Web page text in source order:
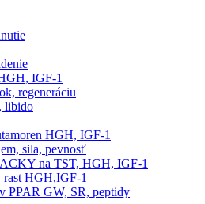
IGF-1
regeneráciu
libido
HGH, IGF-1
sila, pevnosť
na TST, HGH, IGF-1
rast HGH,IGF-1
PPAR GW, SR, peptidy